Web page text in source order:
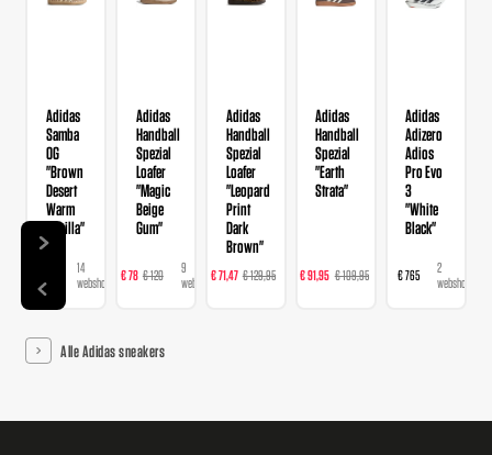
Adidas
Samba
OG
"Brown
Desert
Warm
Vanilla"
14
webshops
Adidas
Handball
Spezial
Loafer
"Magic
Beige
Gum"
€ 78 € 120
9
webshops
Adidas
Handball
Spezial
Loafer
"Leopard
Print
Dark
Brown"
€ 71,47 € 129,95
16
webshops
Adidas
Handball
Spezial
"Earth
Strata"
€ 91,95 € 109,95
webshops
Adidas
Adizero
Adios
Pro Evo
3
"White
Black"
€ 765
2
webshops
Alle Adidas sneakers